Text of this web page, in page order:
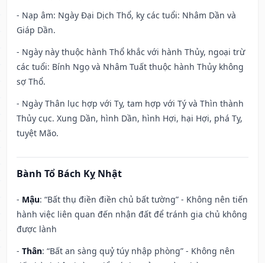
- Nạp âm: Ngày Đại Dịch Thổ, kỵ các tuổi: Nhâm Dần và
Giáp Dần.
- Ngày này thuộc hành Thổ khắc với hành Thủy, ngoại trừ
các tuổi: Bính Ngọ và Nhâm Tuất thuộc hành Thủy không
sợ Thổ.
- Ngày Thân lục hợp với Tỵ, tam hợp với Tý và Thìn thành
Thủy cục. Xung Dần, hình Dần, hình Hợi, hại Hợi, phá Tỵ,
tuyệt Mão.
Bành Tổ Bách Kỵ Nhật
- Mậu: “Bất thụ điền điền chủ bất tường” - Không nên tiến
hành việc liên quan đến nhận đất để tránh gia chủ không
được lành
- Thân: “Bất an sàng quỷ túy nhập phòng” - Không nên